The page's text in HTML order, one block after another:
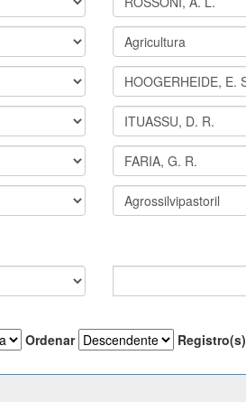
Ordenar Registro(s)